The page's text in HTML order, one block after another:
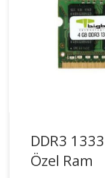
Bigboy DDR3
uyumluluk, %100
DDR3
Özel Ram